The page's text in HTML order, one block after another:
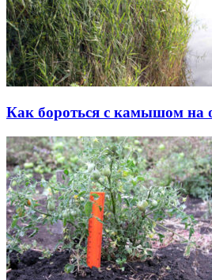
Как бороться с камышом на